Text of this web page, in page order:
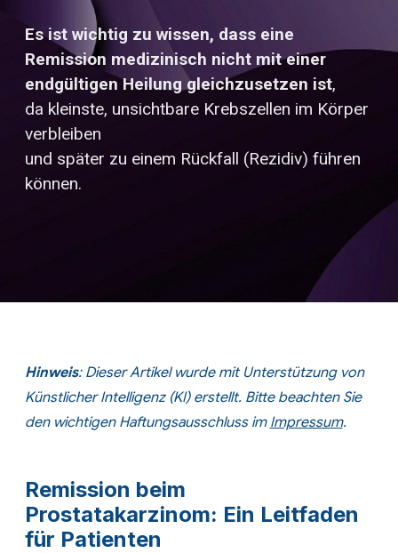
Es ist wichtig zu wissen, dass eine
Remission medizinisch nicht mit einer
endgültigen Heilung gleichzusetzen ist,
da kleinste, unsichtbare Krebszellen im Körper
verbleiben
und später zu einem Rückfall (Rezidiv) führen
können.
Hinweis: Dieser Artikel wurde mit Unterstützung von
Künstlicher Intelligenz (KI) erstellt. Bitte beachten Sie
den wichtigen Haftungsausschluss im Impressum.
Remission beim
Prostatakarzinom: Ein Leitfaden
für Patienten